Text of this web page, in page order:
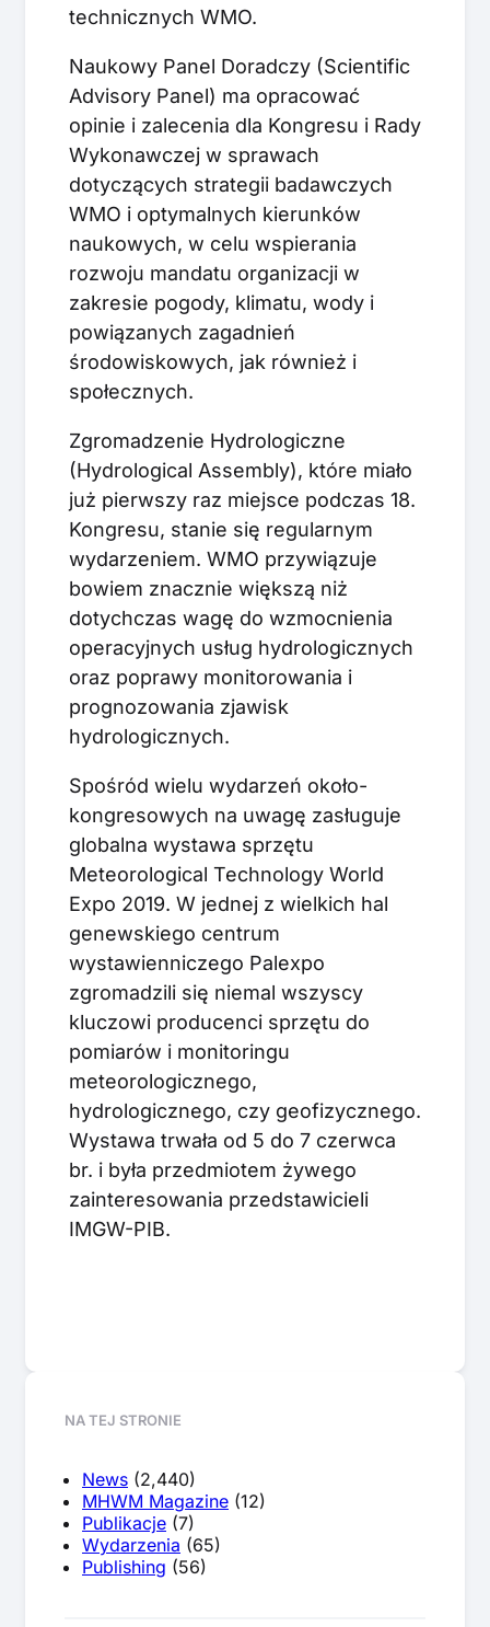
technicznych WMO.
Naukowy Panel Doradczy (Scientific
Advisory Panel) ma opracować
opinie i zalecenia dla Kongresu i Rady
Wykonawczej w sprawach
dotyczących strategii badawczych
WMO i optymalnych kierunków
naukowych, w celu wspierania
rozwoju mandatu organizacji w
zakresie pogody, klimatu, wody i
powiązanych zagadnień
środowiskowych, jak również i
społecznych.
Zgromadzenie Hydrologiczne
(Hydrological Assembly), które miało
już pierwszy raz miejsce podczas 18.
Kongresu, stanie się regularnym
wydarzeniem. WMO przywiązuje
bowiem znacznie większą niż
dotychczas wagę do wzmocnienia
operacyjnych usług hydrologicznych
oraz poprawy monitorowania i
prognozowania zjawisk
hydrologicznych.
Spośród wielu wydarzeń około-
kongresowych na uwagę zasługuje
globalna wystawa sprzętu
Meteorological Technology World
Expo 2019. W jednej z wielkich hal
genewskiego centrum
wystawienniczego Palexpo
zgromadzili się niemal wszyscy
kluczowi producenci sprzętu do
pomiarów i monitoringu
meteorologicznego,
hydrologicznego, czy geofizycznego.
Wystawa trwała od 5 do 7 czerwca
br. i była przedmiotem żywego
zainteresowania przedstawicieli
IMGW-PIB.
NA TEJ STRONIE
News (2,440)
MHWM Magazine (12)
Publikacje (7)
Wydarzenia (65)
Publishing (56)